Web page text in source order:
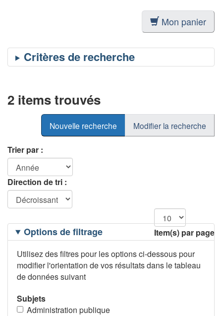
Mon panier
2 items trouvés
Nouvelle recherche Modifier la recherche
Trier par :
Direction de tri :
Item(s) par page
Filtrage
desOptions de filtrage
Utilisez des filtres pour les options ci-dessous pour
modifier l'orientation de vos résultats dans le tableau
de données suivant
Subjets
Administration publique